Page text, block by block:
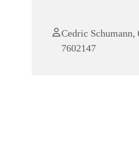
Cedric Schumann,
7602147